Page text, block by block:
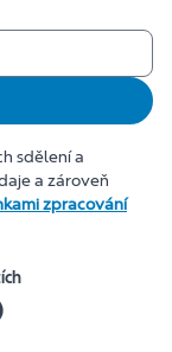
sdělení a
a zároveň
zpracování